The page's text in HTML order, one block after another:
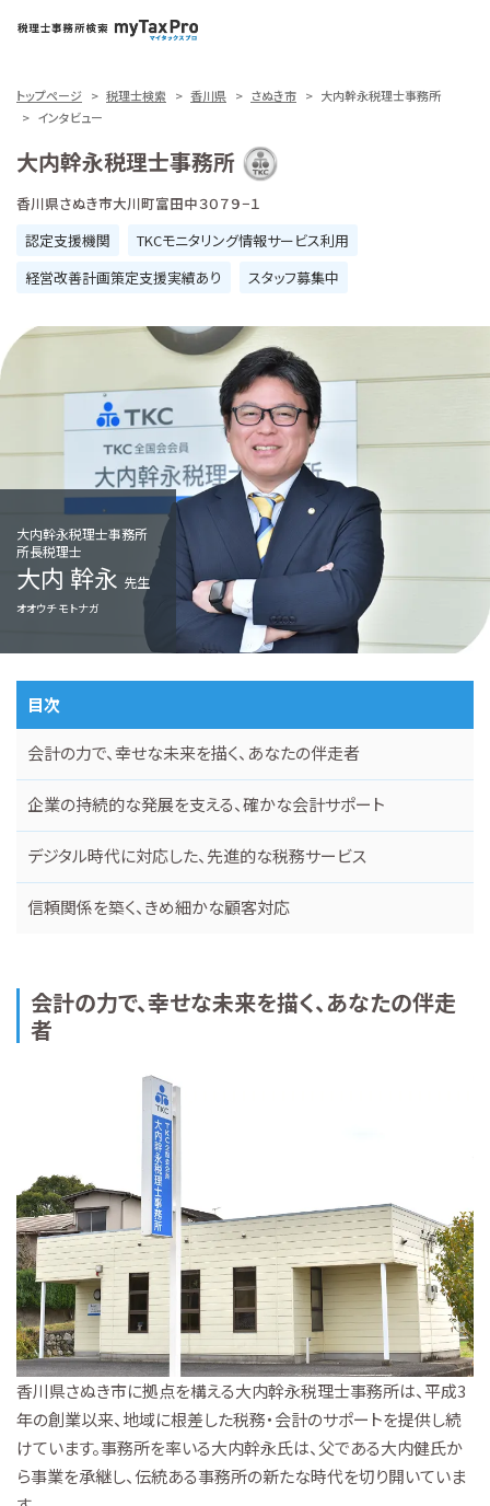
トップページ 税理士検索 香川県 さぬき市
大内幹永税理士事務所
インタビュー
大内幹永税理士事務所
香川県さぬき市大川町富田中３０７９−１
認定支援機関
TKCモニタリング情報サービス利用
経営改善計画策定支援実績あり
スタッフ募集中
大内幹永税理士事務所
所長税理士
大内 幹永 先生
オオウチ モトナガ
目次
会計の力で、幸せな未来を描く、あなたの伴走者
企業の持続的な発展を支える、確かな会計サポート
デジタル時代に対応した、先進的な税務サービス
信頼関係を築く、きめ細かな顧客対応
会計の力で、幸せな未来を描く、あなたの伴走
者
香川県さぬき市に拠点を構える大内幹永税理士事務所は、平成3
年の創業以来、地域に根差した税務・会計のサポートを提供し続
けています。事務所を率いる大内幹永氏は、父である大内健氏か
ら事業を承継し、伝統ある事務所の新たな時代を切り開いていま